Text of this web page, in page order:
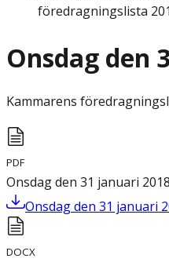
föredragningslista
Onsdag den
Kammarens
PDF
Onsdag den 31 januari 2018
Onsdag den 31 januari
DOCX